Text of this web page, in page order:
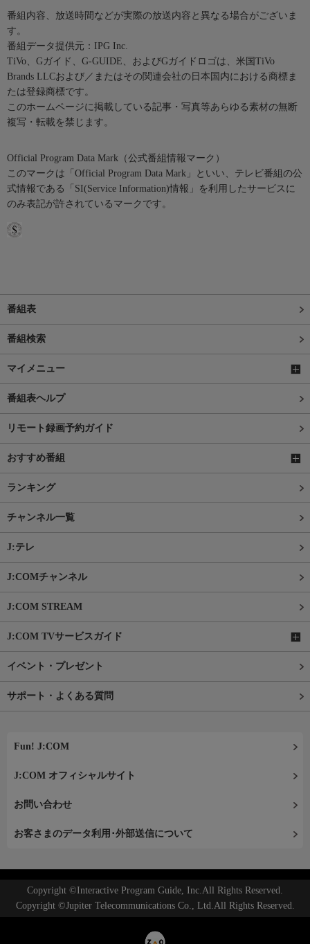
番組内容、放送時間などが実際の放送内容と異なる場合がございま
す。
番組データ提供元：IPG Inc.
TiVo、Gガイド、G-GUIDE、およびGガイドロゴは、米国TiVo
Brands LLCおよび／またはその関連会社の日本国内における商標ま
たは登録商標です。
このホームページに掲載している記事・写真等あらゆる素材の無断
複写・転載を禁じます。
Official Program Data Mark（公式番組情報マーク）
このマークは「Official Program Data Mark」といい、テレビ番組の公
式情報である「SI(Service Information)情報」を利用したサービスに
のみ表記が許されているマークです。
番組表
番組検索
マイメニュー
番組表ヘルプ
リモート録画予約ガイド
おすすめ番組
ランキング
チャンネル一覧
J:テレ
J:COMチャンネル
J:COM STREAM
J:COM TVサービスガイド
イベント・プレゼント
サポート・よくある質問
Fun! J:COM
J:COM オフィシャルサイト
お問い合わせ
お客さまのデータ利用･外部送信について
Copyright ©Interactive Program Guide, Inc.All Rights Reserved.
Copyright ©Jupiter Telecommunications Co., Ltd.All Rights Reserved.